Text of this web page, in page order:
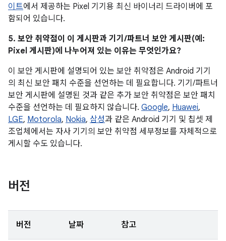
이트에서 제공하는 Pixel 기기용 최신 바이너리 드라이버에 포
함되어 있습니다.
5. 보안 취약점이 이 게시판과 기기/파트너 보안 게시판(예:
Pixel 게시판)에 나누어져 있는 이유는 무엇인가요?
이 보안 게시판에 설명되어 있는 보안 취약점은 Android 기기
의 최신 보안 패치 수준을 선언하는 데 필요합니다. 기기/파트너
보안 게시판에 설명된 것과 같은 추가 보안 취약점은 보안 패치
수준을 선언하는 데 필요하지 않습니다. Google, Huawei,
LGE, Motorola, Nokia, 삼성과 같은 Android 기기 및 칩셋 제
조업체에서는 자사 기기의 보안 취약점 세부정보를 자체적으로
게시할 수도 있습니다.
버전
버전 날짜 참고